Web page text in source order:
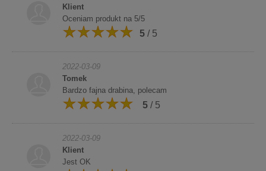
Klient
Oceniam produkt na 5/5
5 / 5
2022-03-09
Tomek
Bardzo fajna drabina, polecam
5 / 5
2022-03-09
Klient
Jest OK